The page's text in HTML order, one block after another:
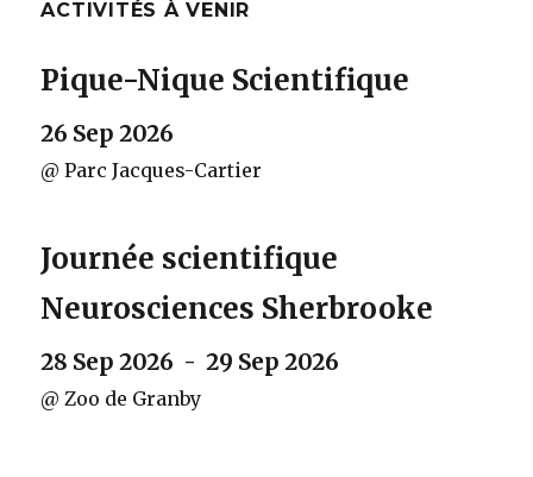
ACTIVITÉS À VENIR
Pique-Nique Scientifique
26 Sep 2026
@ Parc Jacques-Cartier
Journée scientifique
Neurosciences Sherbrooke
28 Sep 2026 - 29 Sep 2026
@ Zoo de Granby